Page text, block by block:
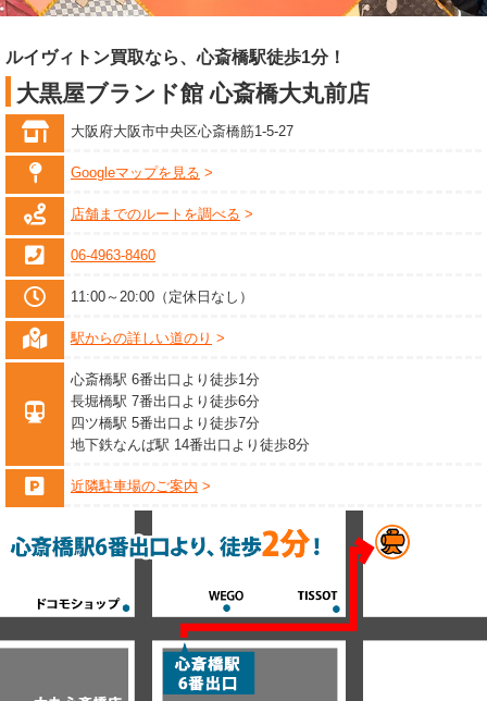
ルイヴィトン買取なら、心斎橋駅徒歩1分！
大黒屋ブランド館 心斎橋大丸前店
大阪府大阪市中央区心斎橋筋1-5-27
Googleマップを見る
店舗までのルートを調べる
06-4963-8460
11:00～20:00（定休日なし）
駅からの詳しい道のり
心斎橋駅 6番出口より徒歩1分
長堀橋駅 7番出口より徒歩6分
四ツ橋駅 5番出口より徒歩7分
地下鉄なんば駅 14番出口より徒歩8分
近隣駐車場のご案内